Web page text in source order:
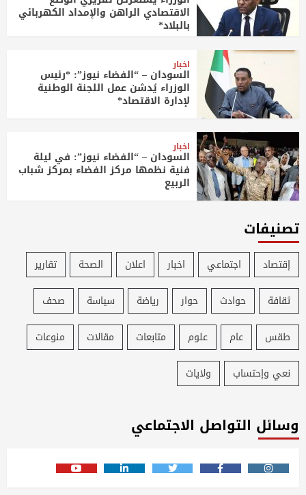
الاقتصادي الراهن والإمداد الكهربائي
بالبلاد*
اخبار
السودان – “الفضاء نيوز”: *رئيس
الوزراء يُدشن عمل اللجنة الوطنية
لإدارة الاقتصاد*
اخبار
السودان – “الفضاء نيوز”: في ليلة
فنية نظمها مركز الفضاء بمركز شباب
الربيع
تصنيفات
إقتصاد اجتماعي اخبار اعلان الصحة
تقارير
ثقافة
حوادث حوار رياضة سياسة
صحف
طقس
عام علوم متابعات مقالات
منوعات
نعي وإحتساب
ولايات
وسائل التواصل الاجتماعي
Instagram
Facebook
Twitter
Linkedin
Youtube